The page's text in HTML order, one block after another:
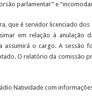
parlamentar” e
que é servidor licenciado
em relação à anulação
assumirá o cargo. A sessão
O relatório da comissão
Natividade com